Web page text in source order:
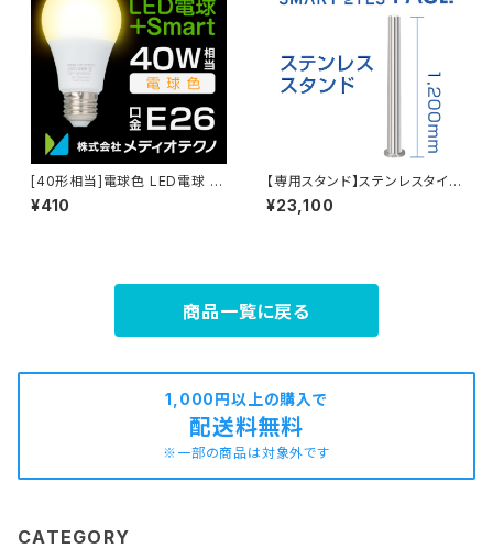
[40形相当]電球色 LED電球 +
Smart
¥410
【専用スタンド】ステンレスタイプ
(120cm) ※本体別
¥23,100
商品一覧に戻る
1,000円以上の購入で
配送料無料
※一部の商品は対象外です
CATEGORY